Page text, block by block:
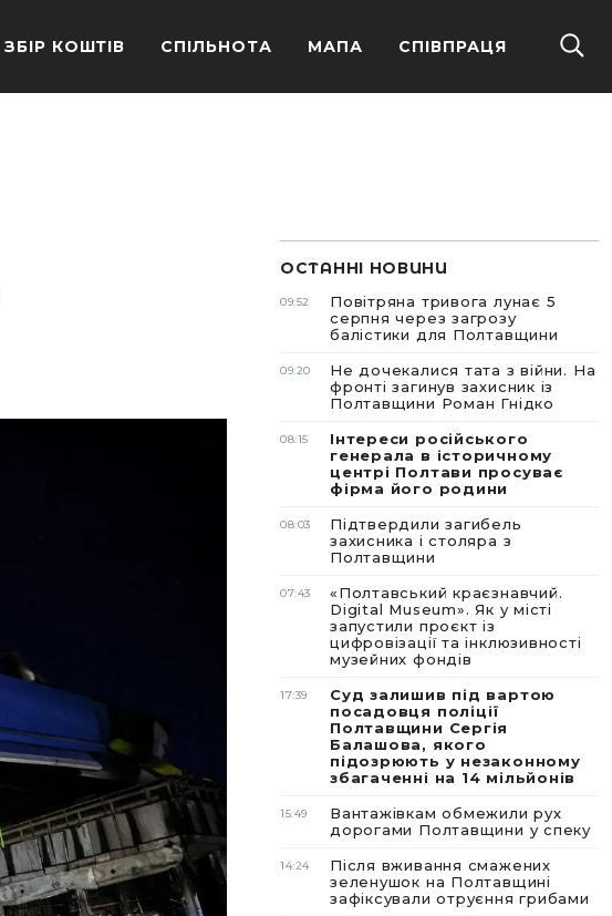
ЗБІР КОШТІВ СПІЛЬНОТА МАПА СПІВПРАЦЯ
ОСТАННІ НОВИНИ
09:52
Повітряна тривога лунає 5
серпня через загрозу
балістики для Полтавщини
09:20
Не дочекалися тата з війни. На
фронті загинув захисник із
Полтавщини Роман Гнідко
08:15
Інтереси російського
генерала в історичному
центрі Полтави просуває
фірма його родини
08:03
Підтвердили загибель
захисника і столяра з
Полтавщини
07:43
«Полтавський краєзнавчий.
Digital Museum». Як у місті
запустили проєкт із
цифровізації та інклюзивності
музейних фондів
17:39
Суд залишив під вартою
посадовця поліції
Полтавщини Сергія
Балашова, якого
підозрюють у незаконному
збагаченні на 14 мільйонів
15:49
Вантажівкам обмежили рух
дорогами Полтавщини у спеку
14:24
Після вживання смажених
зеленушок на Полтавщині
зафіксували отруєння грибами